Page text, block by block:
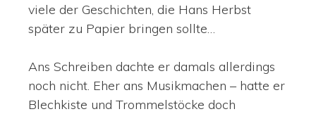
viele der Geschichten, die Hans Herbst
später zu Papier bringen sollte…
Ans Schreiben dachte er damals allerdings
noch nicht. Eher ans Musikmachen – hatte er
Blechkiste und Trommelstöcke doch